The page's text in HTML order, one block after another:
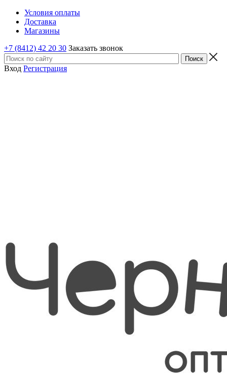
Условия оплаты
Доставка
Магазины
+7 (8412) 42 20 30 Заказать звонок
Вход Регистрация